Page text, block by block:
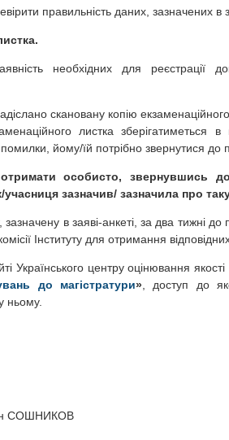
правильність даних, зазначених в
необхідних для реєстрації
скановану копію
листка зберігатиметься
йому/їй потрібно звернутися до
особисто, звернувшись до
зазначив/ зазначила про таку
в заяві-анкеті, за два тижні до
Інституту для отримання
Українського центру оцінювання
до магістратури» , доступ до
ньому.
СОШНИКОВ